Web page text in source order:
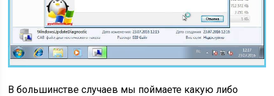
В большинстве случаев мы поймаете какую либо